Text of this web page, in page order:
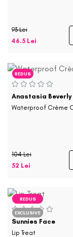
93 Lei
46.5 Lei
REDUS
Anastasia Beverly
Waterproof Crème
104 Lei
52 Lei
REDUS
EXCLUSIVE
Sunnies Face
Lip Treat